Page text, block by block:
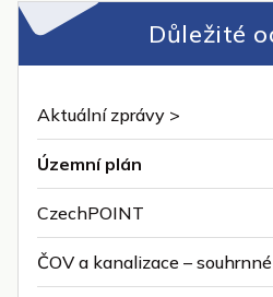
Důležité
Aktuální zprávy >
Územní plán
CzechPOINT
ČOV a kanalizace –